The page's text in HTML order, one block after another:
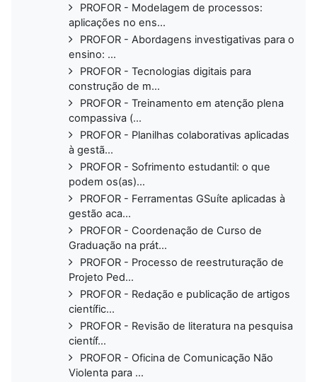
PROFOR - Modelagem de processos:
aplicações no ens...
PROFOR - Abordagens investigativas para o
ensino: ...
PROFOR - Tecnologias digitais para
construção de m...
PROFOR - Treinamento em atenção plena
compassiva (...
PROFOR - Planilhas colaborativas aplicadas
à gestã...
PROFOR - Sofrimento estudantil: o que
podem os(as)...
PROFOR - Ferramentas GSuíte aplicadas à
gestão aca...
PROFOR - Coordenação de Curso de
Graduação na prát...
PROFOR - Processo de reestruturação de
Projeto Ped...
PROFOR - Redação e publicação de artigos
científic...
PROFOR - Revisão de literatura na pesquisa
científ...
PROFOR - Oficina de Comunicação Não
Violenta para ...